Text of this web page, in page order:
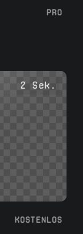
PRO
2 Sek.
KOSTENLOS